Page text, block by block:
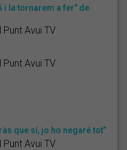
i la tornarem a fer" de
Avui TV
Avui TV
que sí, jo ho negaré tot”
Avui TV